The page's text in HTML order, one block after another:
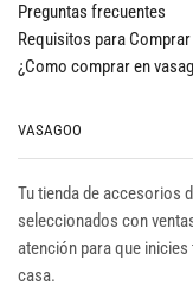
Preguntas frecuentes
Requisitos para Comprar
¿Como comprar en
VASAGOO
Tu tienda de accesorios
seleccionados con
atención para que
casa.